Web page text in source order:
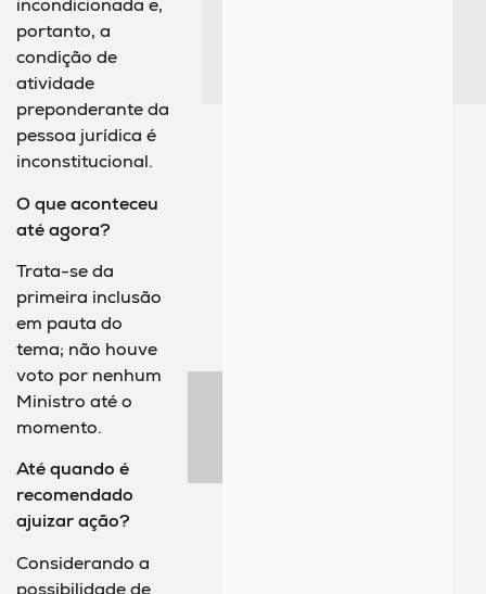
incondicionada e,
portanto, a
condição de
atividade
preponderante da
pessoa jurídica é
inconstitucional.
O que aconteceu
até agora?
Trata-se da
primeira inclusão
em pauta do
tema; não houve
voto por nenhum
Ministro até o
momento.
Até quando é
recomendado
ajuizar ação?
Considerando a
possibilidade de